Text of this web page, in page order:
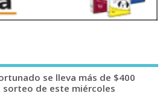
se lleva más de $400
sorteo de este miércoles